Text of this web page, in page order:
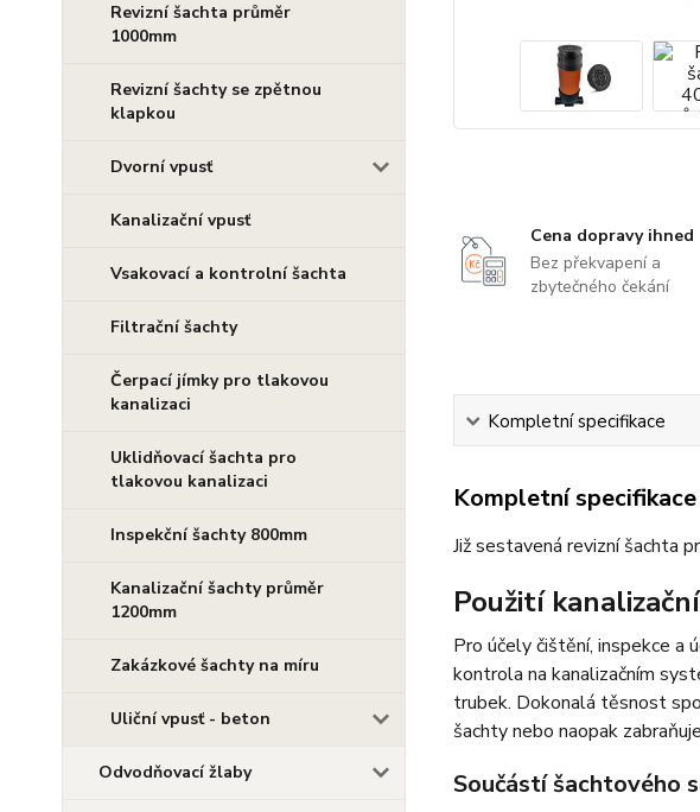
Revizní šachta průměr
1000mm
Revizní šachty se zpětnou
klapkou
Dvorní vpusť
Kanalizační vpusť
Vsakovací a kontrolní šachta
Filtrační šachty
Čerpací jímky pro tlakovou
kanalizaci
Uklidňovací šachta pro
tlakovou kanalizaci
Inspekční šachty 800mm
Kanalizační šachty průměr
1200mm
Zakázkové šachty na míru
Uliční vpusť - beton
Odvodňovací žlaby
Cena dopravy ihned
Bez překvapení a
zbytečného čekání
Kompletní specifikace
Kompletní specifikace
Již sestavená revizní šachta
Použití
Pro účely čištění, inspekce a
kontrola na kanalizačním
trubek. Dokonalá těsnost
šachty nebo naopak
Součástí šachtového